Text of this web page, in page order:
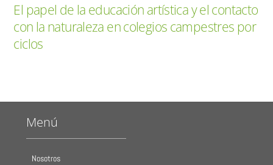
El papel de la educación artística y el contacto
con la naturaleza en colegios campestres por
ciclos
Menú
Nosotros